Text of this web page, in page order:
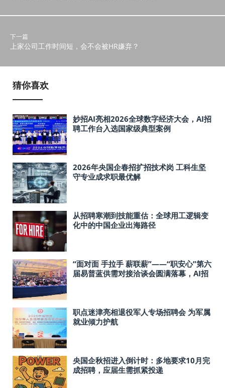
下一篇
上家公司工作时间短，会不会被HR嫌弃？
猜你喜欢
妙招AI亮相2026全球数字经济大会，AI招
聘工作台入选国家级典型案例
2026年央国企春招扩招技术岗 工科生坚
守专业成求职最优解
从招聘寒潮到技能重估：全球用工逻辑变
化中的中国企业出海路径
“面对面 手拉手 薪联薪”——“职安心”第六
届易普蓝供需对接洽谈会圆满落幕，AI招
职点迷津亮相退役军人专场招聘会 为军属
就业倾力护航
央国企秋招进入倒计时：多地要求10月完
成招聘，应届生需抓紧投递